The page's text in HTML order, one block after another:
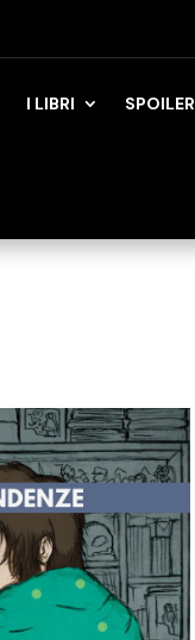
I LIBRI SPOILER